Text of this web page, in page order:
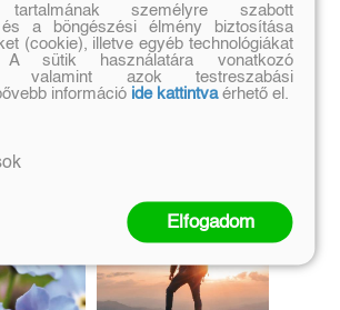
Kosárba
tartalmának személyre szabott
és a böngészési élmény biztosítása
(cookie), illetve egyéb technológiákat
A sütik használatára vonatkozó
valamint azok testreszabási
információ ide kattintvaérhető el.
Elfogadom